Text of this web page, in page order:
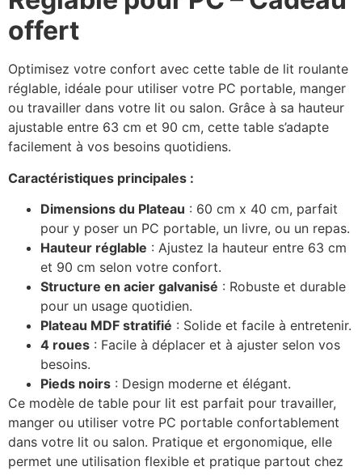
offert
Optimisez votre confort avec cette table de lit roulante
réglable, idéale pour utiliser votre PC portable, manger
ou travailler dans votre lit ou salon. Grâce à sa hauteur
ajustable entre 63 cm et 90 cm, cette table s’adapte
facilement à vos besoins quotidiens.
Caractéristiques principales :
Dimensions du Plateau : 60 cm x 40 cm, parfait
pour y poser un PC portable, un livre, ou un repas.
Hauteur réglable : Ajustez la hauteur entre 63 cm
et 90 cm selon votre confort.
Structure en acier galvanisé : Robuste et durable
pour un usage quotidien.
Plateau MDF stratifié : Solide et facile à entretenir.
4 roues : Facile à déplacer et à ajuster selon vos
besoins.
Pieds noirs : Design moderne et élégant.
Ce modèle de table pour lit est parfait pour travailler,
manger ou utiliser votre PC portable confortablement
dans votre lit ou salon. Pratique et ergonomique, elle
permet une utilisation flexible et pratique partout chez